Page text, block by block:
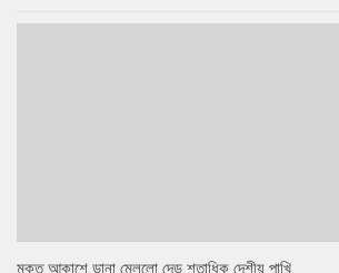
মুক্ত আকাশে ডানা মেললো দেড় শতাধিক দেশীয় পাখি